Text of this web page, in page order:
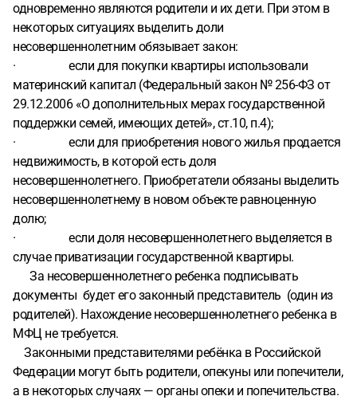
одновременно являются родители и их дети. При этом в
некоторых ситуациях выделить доли
несовершеннолетним обязывает закон:
· если для покупки квартиры использовали
материнский капитал (Федеральный закон № 256-ФЗ от
29.12.2006 «О дополнительных мерах государственной
поддержки семей, имеющих детей», ст.10, п.4);
· если для приобретения нового жилья продается
недвижимость, в которой есть доля
несовершеннолетнего. Приобретатели обязаны выделить
несовершеннолетнему в новом объекте равноценную
долю;
· если доля несовершеннолетнего выделяется в
случае приватизации государственной квартиры.
За несовершеннолетнего ребенка подписывать
документы будет его законный представитель (один из
родителей). Нахождение несовершеннолетнего ребенка в
МФЦ не требуется.
Законными представителями ребёнка в Российской
Федерации могут быть родители, опекуны или попечители,
а в некоторых случаях — органы опеки и попечительства.